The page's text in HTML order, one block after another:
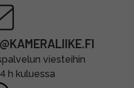
viesteihin
h kuluessa